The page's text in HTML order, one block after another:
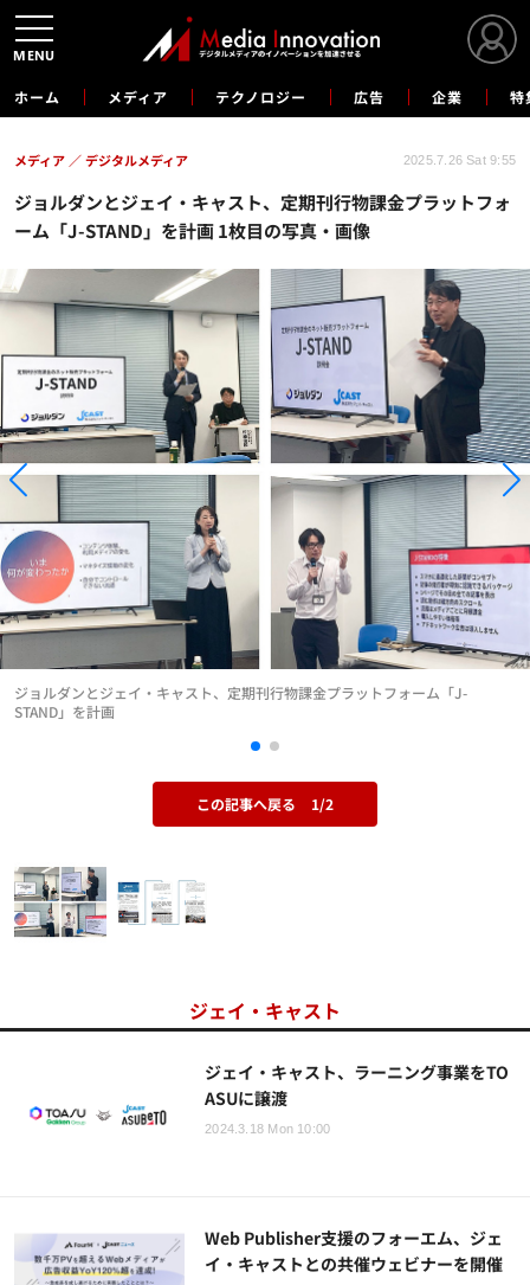
ホーム メディア テクノロジー 広告 企業 特
ジョルダンとジェイ・キャスト、定期刊行物課金プラットフォ
ーム「J-STAND」を計画 1枚目の写真・画像
メディア デジタルメディア 2025.7.26 Sat 9:55
ジョルダンとジェイ・キャスト、定期刊行物課金プラットフォーム「J-
STAND」を計画
この記事へ戻る 1/2
ジェイ・キャスト
ジェイ・キャスト、ラーニング事業をTO
ASUに譲渡
2024.3.18 Mon 10:00
Web Publisher支援のフォーエム、ジェ
イ・キャストとの共催ウェビナーを開催
MENU